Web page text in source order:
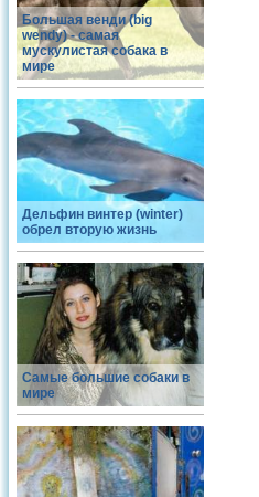
Большая венди (big
wendy) - самая
мускулистая собака в
мире
Дельфин винтер (winter)
обрел вторую жизнь
Самые большие собаки в
мире